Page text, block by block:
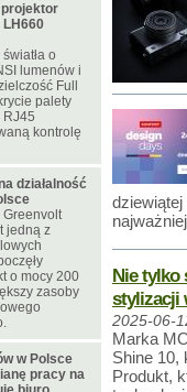
Nie tylko
stylizacji
2025-06-
Marka
Shine 10,
Produkt,
LH660
o
lumenów i
Full
palety
RJ45
kontrolę
działalność
Greenvolt
jedną z
o mocy 200
zasoby
w Polsce
pracy na